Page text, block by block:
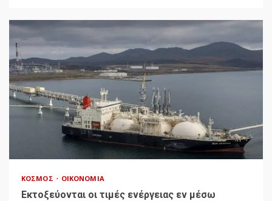
ΚΌΣΜΟΣ ΟΙΚΟΝΟΜΊΑ
Εκτοξεύονται οι τιμές ενέργειας εν μέσω